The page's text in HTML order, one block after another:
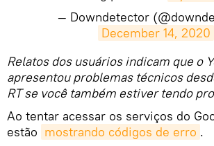
— Downdetector
December 14, 2020
​Relatos dos usuários indicam que o
apresentou problemas técnicos
RT se você também estiver tendo
Ao tentar acessar os serviços do
estão mostrando códigos de erro .